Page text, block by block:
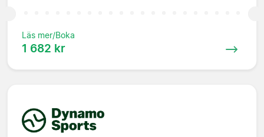
Läs mer/Boka
1 682 kr